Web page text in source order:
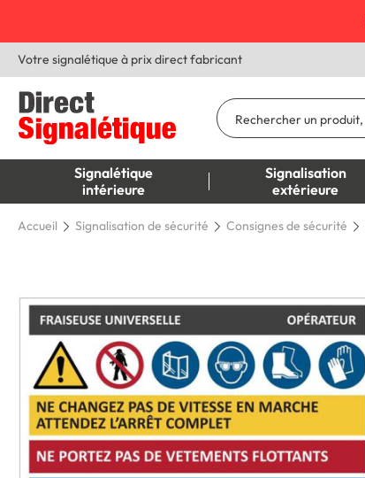
Votre signalétique à prix direct fabricant
Signalétique
intérieure
Signalisation
extérieure
Accueil Signalisation de sécurité Consignes de sécurité